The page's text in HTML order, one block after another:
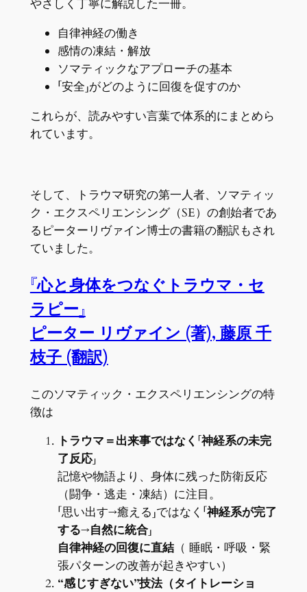
やさしく丁寧に解説した一冊。
自律神経の働き
感情の凍結・解放
ソマティックなアプローチの基本
「安全」がどのように回復を促すのか
これらが、読みやすい言葉で体系的にまとめら
れています。
そして、トラウマ研究の第一人者、ソマティッ
ク・エクスペリエンシング（SE）の創始者であ
るピーターリヴァイン博士の書籍の翻訳もされ
ていました。
『心と身体をつなぐトラウマ・セ
ラピー』
ピーター リヴァイン (著), 藤原 千
枝子 (翻訳)
このソマティック・エクスペリエンシングの特
徴は
トラウマ＝出来事ではなく「神経系の未完
了反応」
記憶や物語より、身体に残った防衛反応
（闘争・逃走・凍結）に注目。
「思い出す→癒える」ではなく「神経系が完了
する→自然に統合」
自律神経の回復に直結（ 睡眠・呼吸・緊
張パターンの改善が起きやすい）
“感じすぎない”技法（タイトレーショ